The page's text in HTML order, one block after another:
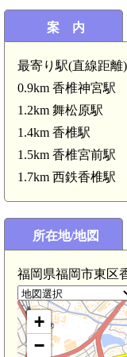
案 内
最寄り駅(直線距離)
0.9km 香椎神宮駅
1.2km 舞松原駅
1.4km 香椎駅
1.5km 香椎宮前駅
1.7km 西鉄香椎駅
所在地/地図
福岡県福岡市東区
浦宗勝の墓(
+
−